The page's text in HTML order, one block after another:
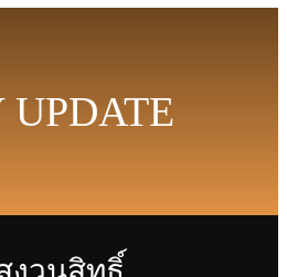
UPDATE